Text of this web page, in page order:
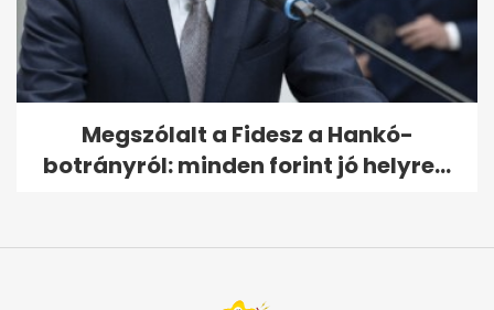
Megszólalt a Fidesz a Hankó-
botrányról: minden forint jó helyre...